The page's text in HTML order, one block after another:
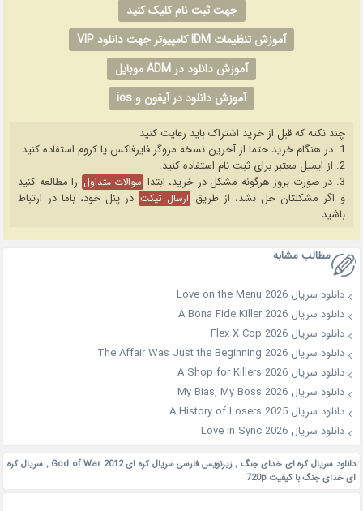
جهت ثبت نام کلیک کنید
آموزش تنظیمات IDM کامپیوتر جهت دانلود VIP
آموزش دانلود در ADM موبایل
آموزش دانلود در آیفون و ios
چند نکته که قبل از خرید اشتراک باید رعایت کنید
1. در هنگام خرید حتما از آخرین نسخه مروگر فایرفاکس یا کروم استفاده کنید.
2. از ایمیل معتبر برای ثبت نام استفاده کنید.
3. در صورت بروز هرگونه مشکل در خرید، ابتدا
سوالات متداول را مطالعه کنید
و اگر مشکلتان حل نشد، از طریق ارسال تیکت در پنل خود، باما در ارتباط
باشید.
مطالب مشابه
دانلود سریال Love on the Menu 2026
دانلود سریال A Bona Fide Killer 2026
دانلود سریال Flex X Cop 2026
دانلود سریال The Affair Was Just the Beginning 2026
دانلود سریال A Shop for Killers 2026
دانلود سریال My Bias, My Boss 2026
دانلود سریال A History of Losers 2025
دانلود سریال Love in Sync 2026
دانلود سریال کره ای خدای جنگ ,زیرنویس فارسی سریال کره ای God of War 2012 , سریال کره
ای خدای جنگ با کیفیت 720p